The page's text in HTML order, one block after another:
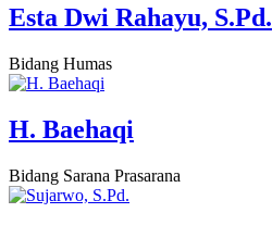
Esta Dwi Rahayu, S.Pd.
Bidang Humas
H. Baehaqi
Bidang Sarana Prasarana